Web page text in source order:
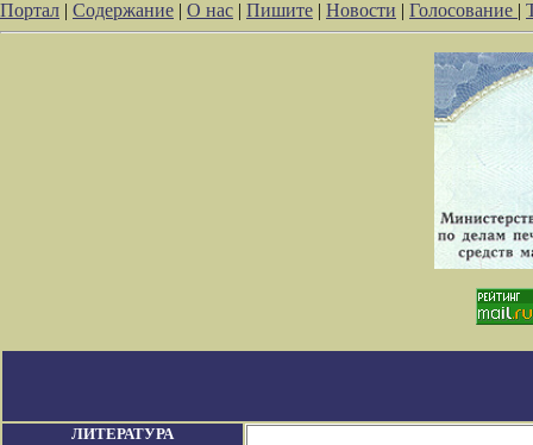
Портал | Содержание | О нас | Пишите | Новости | Голосование |
ЛИТЕРАТУРА